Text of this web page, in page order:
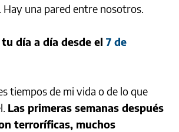
Hay una pared entre nosotros.
día a día desde el 7 de
tiempos de mi vida o de lo que
Las primeras semanas después
terroríficas, muchos